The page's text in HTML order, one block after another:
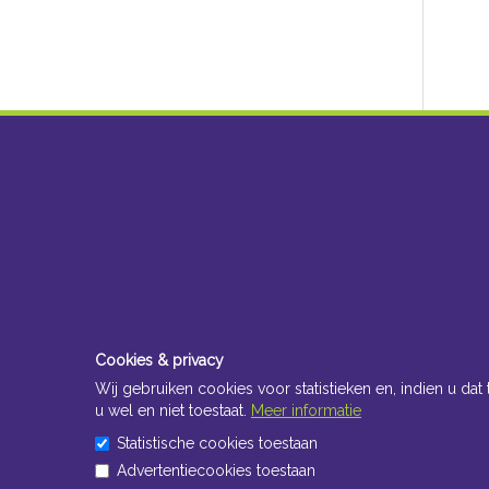
Cookies & privacy
Wij gebruiken cookies voor statistieken en, indien u
u wel en niet toestaat. Meer informatie
Statistische cookies toestaan
Advertentiecookies toestaan